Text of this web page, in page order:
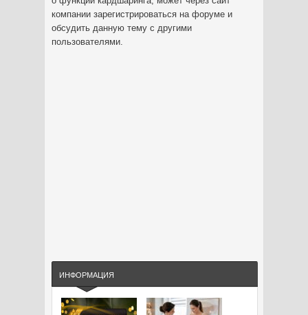
компании зарегистрироваться на форуме и
обсудить данную тему с другими
пользователями.
ИНФОРМАЦИЯ